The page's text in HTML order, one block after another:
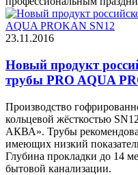
23.11.2016
Новый продукт
трубы PRO AQUA
Производство
кольцевой жёсткостью
АКВА». Трубы
имеющих низкий
Глубина прокладки до 14
бытовой канализации.